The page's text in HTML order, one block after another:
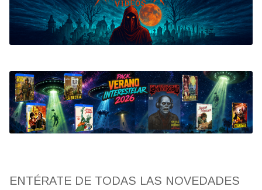
Bluray
Clasificada S
artwork
fantaterror
Jesús Franco
ENTÉRATE DE TODAS LAS NOVEDADES